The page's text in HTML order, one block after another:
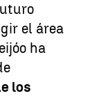
el área
ha
los